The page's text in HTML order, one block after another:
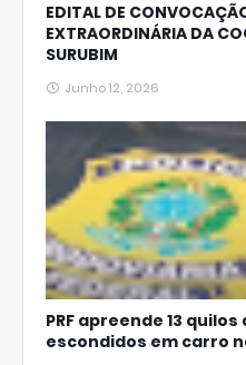
EDITAL DE
EXTRAORDINÁRIA DA
SURUBIM
Junho 12, 2026
PRF apreende 13
escondidos em carro